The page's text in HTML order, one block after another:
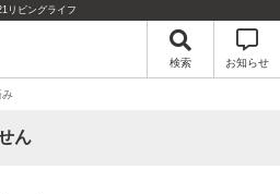
リビングライフ
検索 お知らせ
み
ん